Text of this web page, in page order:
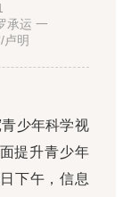
承运 一
卢明
少年科学视
提升青少年
下午，信息